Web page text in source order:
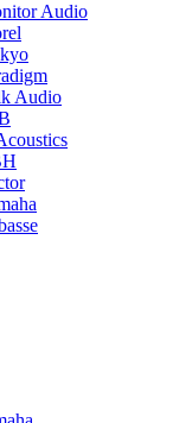
Audio
Audio